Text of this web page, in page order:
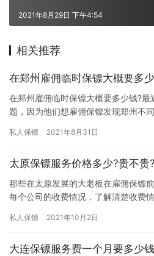
2021年8月29日 下午4:54
相关推荐
在郑州雇佣临时保镖大概要多
在郑州雇佣临时保镖大概要多少钱?
题，因为他们想雇佣保镖发现郑州不
那在郑…
私人保镖 2021年8月31日
太原保镖服务价格多少?贵不贵?
那些在太原发展的大老板在雇佣保镖
每个公司的收费情况，了解清楚收费
不贵…
私人保镖 2021年10月2日
大连保镖服务费一个月要多少